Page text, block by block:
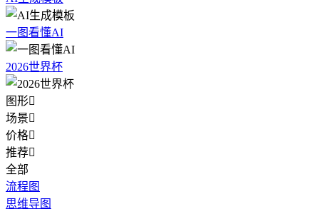
一图看懂AI
2026世界杯
图形
场景
价格
推荐
全部
流程图
思维导图